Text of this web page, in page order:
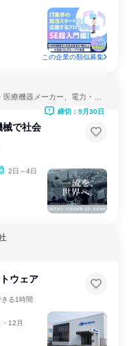
この企業の類似募集
療機器メーカー、電力・ガ
械で社会
2日～4日
締切：9月30日
ウェア
る1時間
12月